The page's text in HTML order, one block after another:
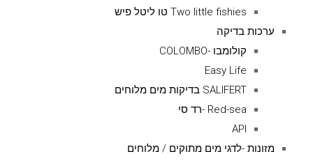
Two little fishies טו ליטל פיש
ערכות בדיקה
קולומבו -COLOMBO
Easy Life
SALIFERT בדיקות מים מלוחים
Red-sea -רד סי
API
מזונות -לדגי מים מתוקים / מלוחים